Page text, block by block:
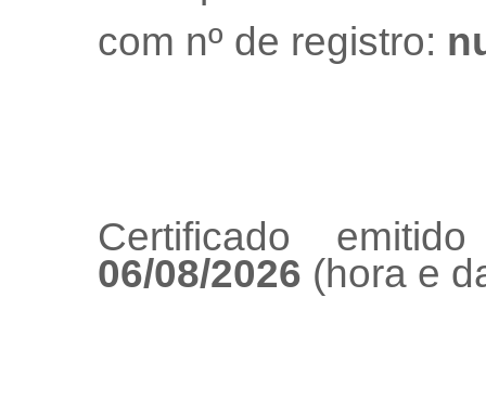
com nº de registro:
Certificado
06/08/2026 (hora e